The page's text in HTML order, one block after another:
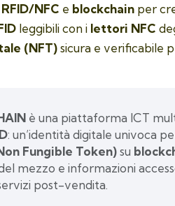
RFID/NFC e blockchain per
leggibili con i lettori NFC
(NFT)sicura e verificabile
è una piattaforma ICT
: un’identità digitale univoca
Fungible Token)su
mezzo e informazioni
post-vendita.